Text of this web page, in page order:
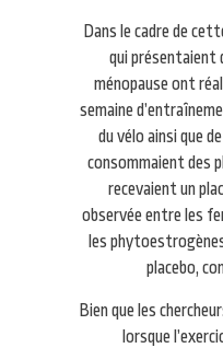
Dans le cadre de
qui présentaient
ménopause ont
semaine
du vélo ainsi que
consommaient des
recevaient un
observée entre les
les
placebo,
Bien que les
lorsque